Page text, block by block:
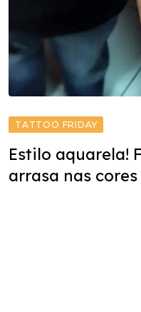
TATTOO FRIDAY
Estilo aquarela!
arrasa nas